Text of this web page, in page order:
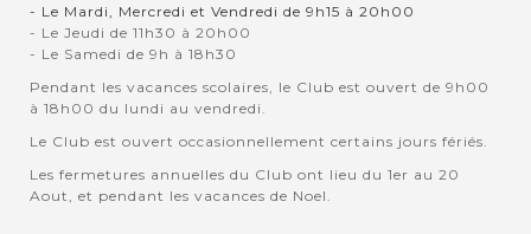
- Le Mardi, Mercredi et Vendredi de 9h15 à 20h00
- Le Jeudi de 11h30 à 20h00
- Le Samedi de 9h à 18h30
Pendant les vacances scolaires, le Club est ouvert de 9h00
à 18h00 du lundi au vendredi.
Le Club est ouvert occasionnellement certains jours fériés.
Les fermetures annuelles du Club ont lieu du 1er au 20
Aout, et pendant les vacances de Noel.